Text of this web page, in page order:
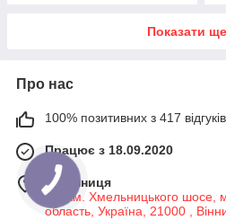
Показати ще
Про нас
100% позитивних з 417
Працює з 18.09.2020
м. Вінниця
7-й км. Хмельницького шосе,
область, Україна, 21000 ,